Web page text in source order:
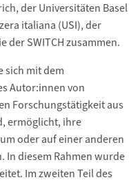
der Universitäten Basel
italiana (USI), der
SWITCH zusammen.
sich mit dem
Autor:innen von
Forschungstätigkeit aus
ermöglicht, ihre
oder auf einer anderen
In diesem Rahmen wurde
Im zweiten Teil des